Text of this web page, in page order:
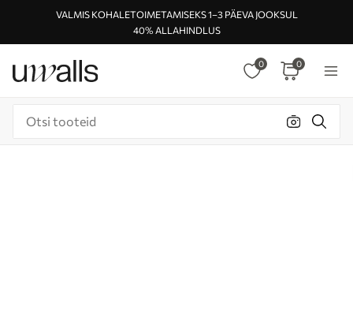
VALMIS KOHALETOIMETAMISEKS 1–3 PÄEVA JOOKSUL
40% ALLAHINDLUS
0 0